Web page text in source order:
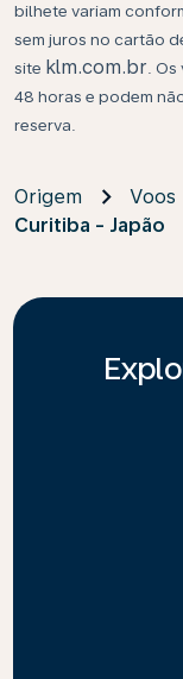
bilhete variam
sem juros no cartão
site klm.com.br .
48 horas e podem
reserva.
Origem Voos
Curitiba - Japão